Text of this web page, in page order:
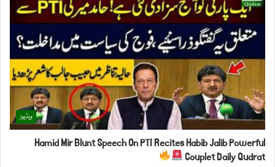
ویڈیوز
Hamid Mir Blunt Speech On PTI Recites Habib Jalib Powerful
Couplet Daily Qudrat